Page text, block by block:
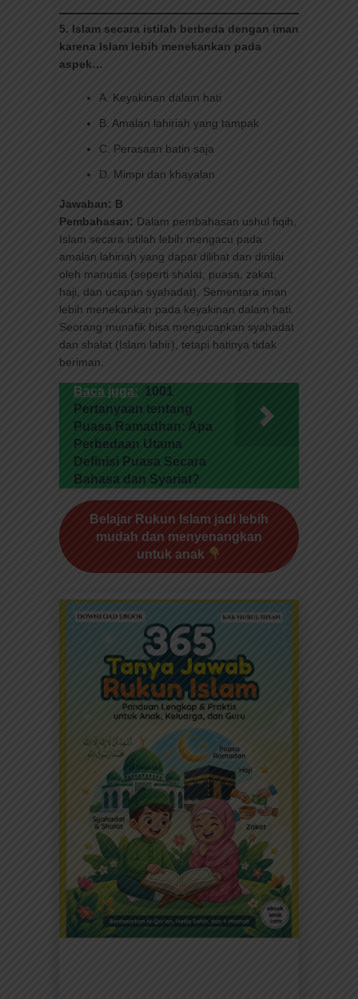
5. Islam secara istilah berbeda dengan iman
karena Islam lebih menekankan pada
aspek…
A. Keyakinan dalam hati
B. Amalan lahiriah yang tampak
C. Perasaan batin saja
D. Mimpi dan khayalan
Jawaban: B
Pembahasan: Dalam pembahasan ushul fiqih,
Islam secara istilah lebih mengacu pada
amalan lahiriah yang dapat dilihat dan dinilai
oleh manusia (seperti shalat, puasa, zakat,
haji, dan ucapan syahadat). Sementara iman
lebih menekankan pada keyakinan dalam hati.
Seorang munafik bisa mengucapkan syahadat
dan shalat (Islam lahir), tetapi hatinya tidak
beriman.
Baca juga: 1001
Pertanyaan tentang
Puasa Ramadhan: Apa
Perbedaan Utama
Definisi Puasa Secara
Bahasa dan Syariat?
Belajar Rukun Islam jadi lebih
mudah dan menyenangkan
untuk anak